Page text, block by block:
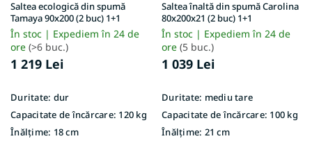
Saltea ecologică din spumă
Tamaya 90x200 (2 buc) 1+1
În stoc | Expediem în 24 de
ore (>6 buc.)
1 219 Lei
Duritate: dur
Capacitate de încărcare: 120 kg
Înălțime: 18 cm
Saltea înaltă din spumă Carolina
80x200x21 (2 buc) 1+1
În stoc | Expediem în 24 de
ore (5 buc.)
1 039 Lei
Duritate: mediu tare
Capacitate de încărcare: 100 kg
Înălțime: 21 cm